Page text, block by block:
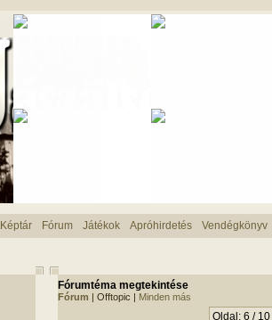
Képtár Fórum Játékok Apróhirdetés Vendégkönyv
Fórumtéma megtekintése
Fórum | Offtopic | Minden más
Oldal: 6 / 10